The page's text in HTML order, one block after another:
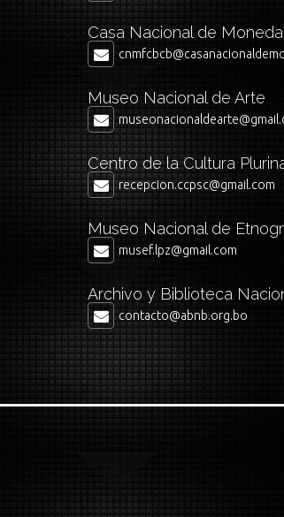
Casa Nacional de Moneda
Museo Nacional de Arte
Centro de la Cultura
recepcion.ccpsc@gmail.com
Museo Nacional de
musef.lpz@gmail.com
Archivo y Biblioteca
contacto@abnb.org.bo